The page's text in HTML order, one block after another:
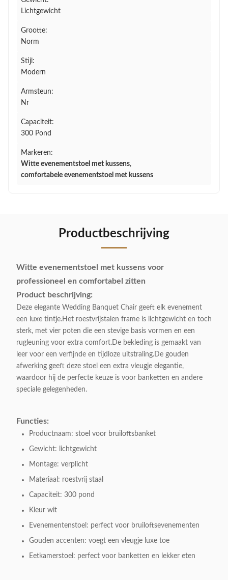
Lichtgewicht
Grootte:
Norm
Stijl:
Modern
Armsteun:
Nr
Capaciteit:
300 Pond
Markeren:
Witte evenementstoel met kussens,
comfortabele evenementstoel met kussens
Productbeschrijving
Witte evenementstoel met kussens voor
professioneel en comfortabel zitten
Product beschrijving:
Deze elegante Wedding Banquet Chair geeft elk evenement
een luxe tintje.Het roestvrijstalen frame is lichtgewicht en toch
sterk, met vier poten die een stevige basis vormen en een
rugleuning voor extra comfort.De bekleding is gemaakt van
leer voor een verfijnde en tijdloze uitstraling.De gouden
afwerking geeft deze stoel een extra vleugje elegantie,
waardoor hij de perfecte keuze is voor banketten en andere
speciale gelegenheden.
Functies:
Productnaam: stoel voor bruiloftsbanket
Gewicht: lichtgewicht
Montage: verplicht
Materiaal: roestvrij staal
Capaciteit: 300 pond
Kleur wit
Evenementenstoel: perfect voor bruiloftsevenementen
Gouden accenten: voegt een vleugje luxe toe
Eetkamerstoel: perfect voor banketten en lekker eten